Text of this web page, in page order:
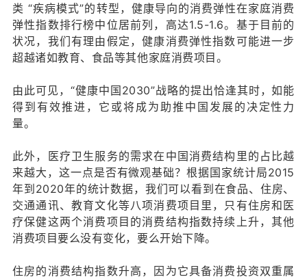
类 “疾病模式”的转型，健康导向的消费弹性在家庭消费
弹性指数排行榜中位居前列，高达1.5-1.6。基于目前的
状况，我们有理由假定，健康消费弹性指数可能进一步
超越诸如教育、食品等其他家庭消费项目。
由此可见，“健康中国2030”战略的提出恰逢其时，如能
得到有效推进，它或将成为助推中国发展的决定性力
量。
此外，医疗卫生服务的需求在中国消费结构里的占比越
来越大，这一点是否有微观基础？根据国家统计局2015
年到2020年的统计数据，我们可以看到在食品、住房、
交通通讯、教育文化等八项消费项目里，只有住房和医
疗保健这两个消费项目的消费结构指数持续上升，其他
消费项目要么没有变化，要么开始下降。
住房的消费结构指数升高，因为它具备消费投资双重属